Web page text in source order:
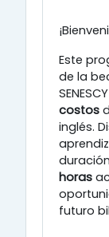
Este
de la
costos
inglés.
horas
futuro